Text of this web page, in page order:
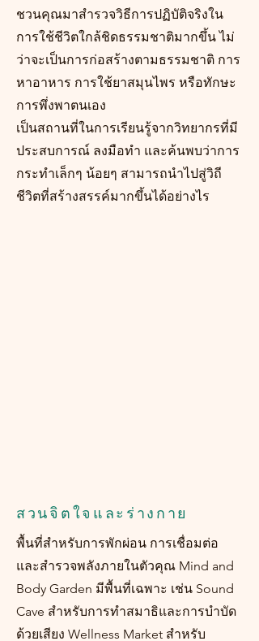
ชวนคุณมาสำรวจวิธีการปฏิบัติจริงใน
การใช้ชีวิตใกล้ชิดธรรมชาติมากขึ้น ไม่
ว่าจะเป็นการก่อสร้างตามธรรมชาติ การ
หาอาหาร การใช้ยาสมุนไพร หรือทักษะ
การพึ่งพาตนเอง
เป็นสถานที่ในการเรียนรู้จากวิทยากรที่มี
ประสบการณ์ ลงมือทำ และค้นพบว่าการ
กระทำเล็กๆ น้อยๆ สามารถนำไปสู่วิถี
ชีวิตที่สร้างสรรค์มากขึ้นได้อย่างไร
สวนจิตใจและร่างกาย
พื้นที่สำหรับการพักผ่อน การเชื่อมต่อ
และสำรวจพลังภายในตัวคุณ Mind and
Body Garden มีพื้นที่เฉพาะ เช่น Sound
Cave สำหรับการทำสมาธิและการบำบัด
ด้วยเสียง Wellness Market สำหรับ